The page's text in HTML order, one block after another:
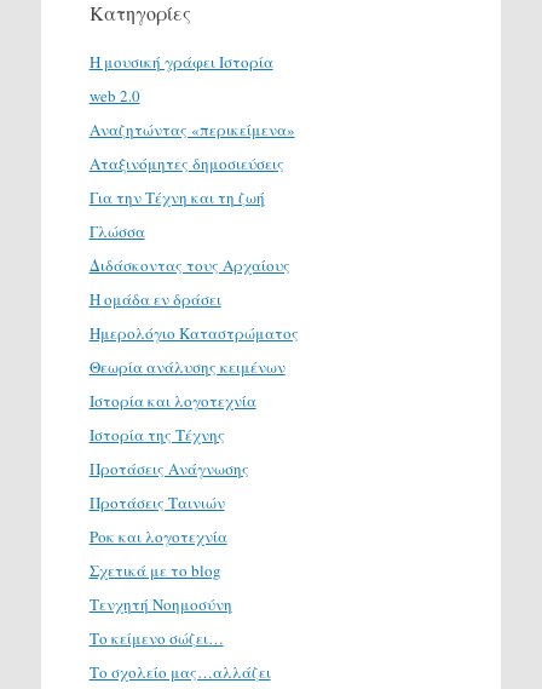
Κατηγορίες
H μουσική γράφει Ιστορία
web 2.0
Αναζητώντας «περικείμενα»
Αταξινόμητες δημοσιεύσεις
Για την Τέχνη και τη ζωή
Γλώσσα
Διδάσκοντας τους Αρχαίους
Η ομάδα εν δράσει
Ημερολόγιο Καταστρώματος
Θεωρία ανάλυσης κειμένων
Ιστορία και λογοτεχνία
Ιστορία της Τέχνης
Προτάσεις Ανάγνωσης
Προτάσεις Ταινιών
Ροκ και λογοτεχνία
Σχετικά με το blog
Τενχητή Νοημοσύνη
Το κείμενο σώζει…
Το σχολείο μας…αλλάζει